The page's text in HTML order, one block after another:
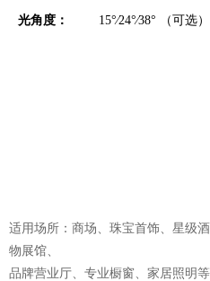
光角度： 15°∕24°∕38° （可选）
适用场所：商场、珠宝首饰、星级
物展馆、
品牌营业厅、专业橱窗、家居照明等